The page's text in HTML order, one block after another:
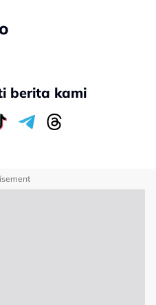
berita kami